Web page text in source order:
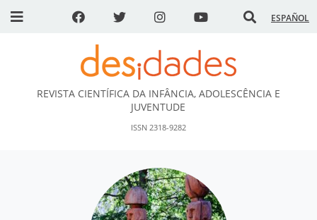
ESPAÑOL
DESidades
REVISTA CIENTÍFICA DA INFÂNCIA, ADOLESCÊNCIA E
JUVENTUDE
ISSN 2318-9282